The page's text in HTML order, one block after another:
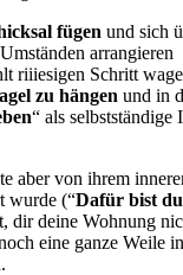
fügen und sich
arrangieren
riiiesigen Schritt
zu hängen und in
“ als selbstständige
aber von ihrem
wurde (“Dafür bist
dir deine Wohnung
eine ganze Weile
.